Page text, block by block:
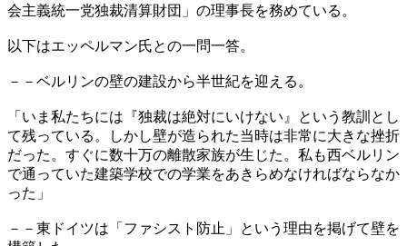
会主義統一党独裁清算財団」の理事長を務めている。
以下はエッペルマン氏との一問一答。
－－ベルリンの壁の建設から半世紀を迎える。
「いま私たちには『独裁は絶対にいけない』という教訓とし
て残っている。しかし壁が造られた当時は非常に大きな挫折
だった。すぐに数十万の離散家族が生じた。私も西ベルリン
で通っていた建築学校での学業をあきらめなければならなか
った」
－－東ドイツは「ファシスト防止」という理由を掲げて壁を